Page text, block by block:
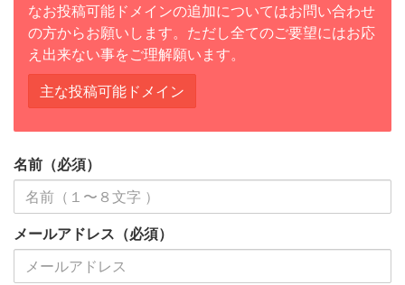
なお投稿可能ドメインの追加についてはお問い合わせ
の方からお願いします。ただし全てのご要望にはお応
え出来ない事をご理解願います。
主な投稿可能ドメイン
名前（必須）
メールアドレス（必須）